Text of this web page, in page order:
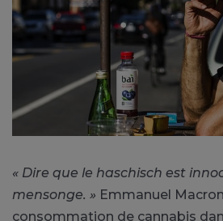
« Dire que le haschisch est
mensonge. » Emmanuel
consommation de cannabis